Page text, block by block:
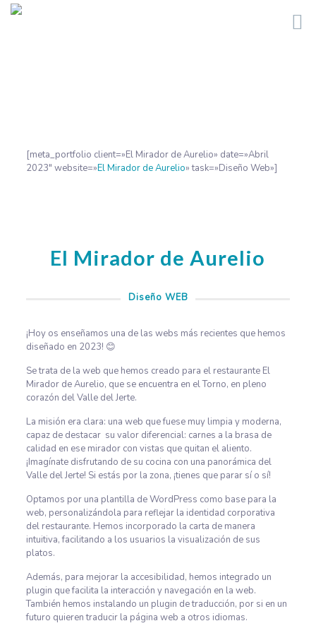
[meta_portfolio client=»El Mirador de Aurelio» date=»Abril
2023″ website=»El Mirador de Aurelio» task=»Diseño Web»]
El Mirador de Aurelio
Diseño WEB
¡Hoy os enseñamos una de las webs más recientes que hemos
diseñado en 2023! 😊
Se trata de la web que hemos creado para el restaurante El
Mirador de Aurelio, que se encuentra en el Torno, en pleno
corazón del Valle del Jerte.
La misión era clara: una web que fuese muy limpia y moderna,
capaz de destacar su valor diferencial: carnes a la brasa de
calidad en ese mirador con vistas que quitan el aliento.
¡Imagínate disfrutando de su cocina con una panorámica del
Valle del Jerte! Si estás por la zona, ¡tienes que parar sí o sí!
Optamos por una plantilla de WordPress como base para la
web, personalizándola para reflejar la identidad corporativa
del restaurante. Hemos incorporado la carta de manera
intuitiva, facilitando a los usuarios la visualización de sus
platos.
Además, para mejorar la accesibilidad, hemos integrado un
plugin que facilita la interacción y navegación en la web.
También hemos instalando un plugin de traducción, por si en un
futuro quieren traducir la página web a otros idiomas.